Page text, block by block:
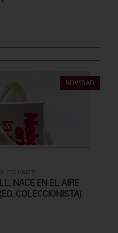
NOVEDAD
NACE EN EL AIRE
COLECCIONISTA)